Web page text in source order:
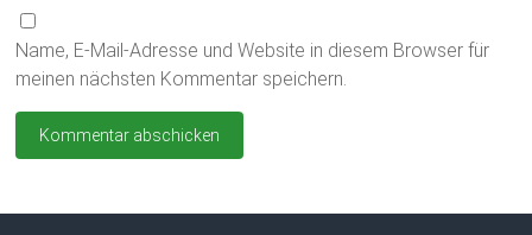
Name, E-Mail-Adresse und Website in diesem Browser für
meinen nächsten Kommentar speichern.